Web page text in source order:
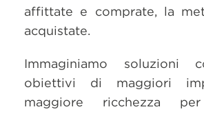
affittate e comprate, la
acquistate.
Immaginiamo soluzioni
obiettivi di maggiori
maggiore ricchezza